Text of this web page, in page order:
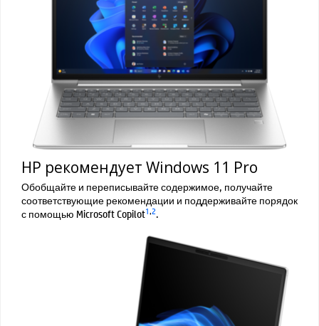
HP рекомендует Windows 11 Pro
Обобщайте и переписывайте содержимое, получайте
соответствующие рекомендации и поддерживайте порядок
с помощью Microsoft Copilot1,2.